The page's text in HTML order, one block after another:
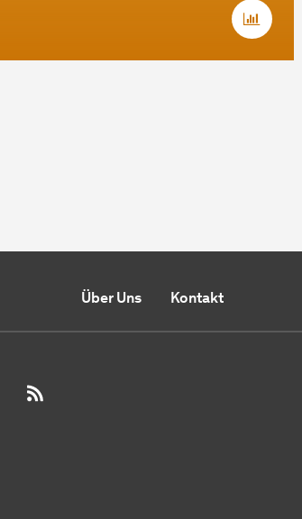
Über Uns Kontakt